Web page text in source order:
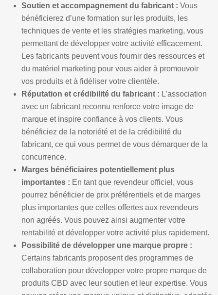
Soutien et accompagnement du fabricant : Vous
bénéficierez d’une formation sur les produits, les
techniques de vente et les stratégies marketing, vous
permettant de développer votre activité efficacement.
Les fabricants peuvent vous fournir des ressources et
du matériel marketing pour vous aider à promouvoir
vos produits et à fidéliser votre clientèle.
Réputation et crédibilité du fabricant : L’association
avec un fabricant reconnu renforce votre image de
marque et inspire confiance à vos clients. Vous
bénéficiez de la notoriété et de la crédibilité du
fabricant, ce qui vous permet de vous démarquer de la
concurrence.
Marges bénéficiaires potentiellement plus
importantes : En tant que revendeur officiel, vous
pourrez bénéficier de prix préférentiels et de marges
plus importantes que celles offertes aux revendeurs
non agréés. Vous pouvez ainsi augmenter votre
rentabilité et développer votre activité plus rapidement.
Possibilité de développer une marque propre :
Certains fabricants proposent des programmes de
collaboration pour développer votre propre marque de
produits CBD avec leur soutien et leur expertise. Vous